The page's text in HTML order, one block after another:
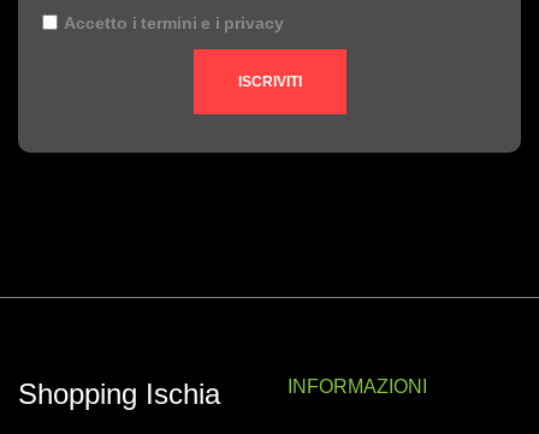
Accetto i termini e i privacy
ISCRIVITI
Shopping Ischia INFORMAZIONI